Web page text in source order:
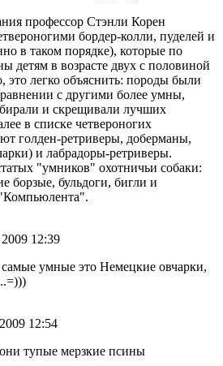
профессор Стэнли Корен
бордер-колли, пуделей и
в таком порядке), которые по
детям в возрасте двух с половиной
легко объяснить: породы были
с другими более умны,
и скрещивали лучших
в списке четвероногих
голден-ретриверы, доберманы,
и лабрадоры-ретриверы.
"умников" охотничьи собаки:
борзые, бульдоги, бигли и
2009 12:39
умные это Немецкие овчарки,
12:54
они тупые мерзкие псины